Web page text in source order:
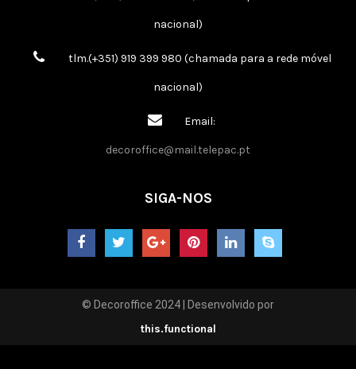
nacional)
tlm.(+351) 919 399 980 (chamada para a rede móvel
nacional)
Email:
decoroffice@mail.telepac.pt
SIGA-NOS
© Decoroffice 2024 | Desenvolvido por
this.functional